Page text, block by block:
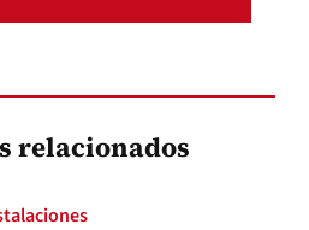
relacionados